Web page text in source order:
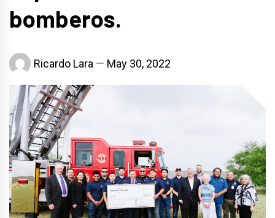
bomberos.
Ricardo Lara May 30, 2022